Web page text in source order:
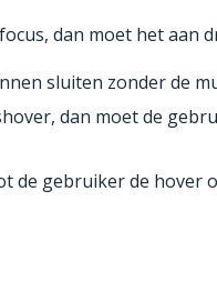
dan moet het aan
sluiten zonder de
dan moet de
de gebruiker de hover